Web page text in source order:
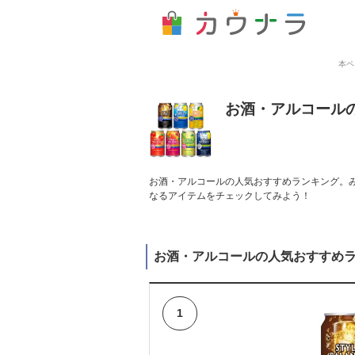
本
お酒・アルコール
お酒・アルコールの人気おすすめランキング
なるアイテムをチェックしてみよう！
お酒・アルコールの人気おすすめ
1